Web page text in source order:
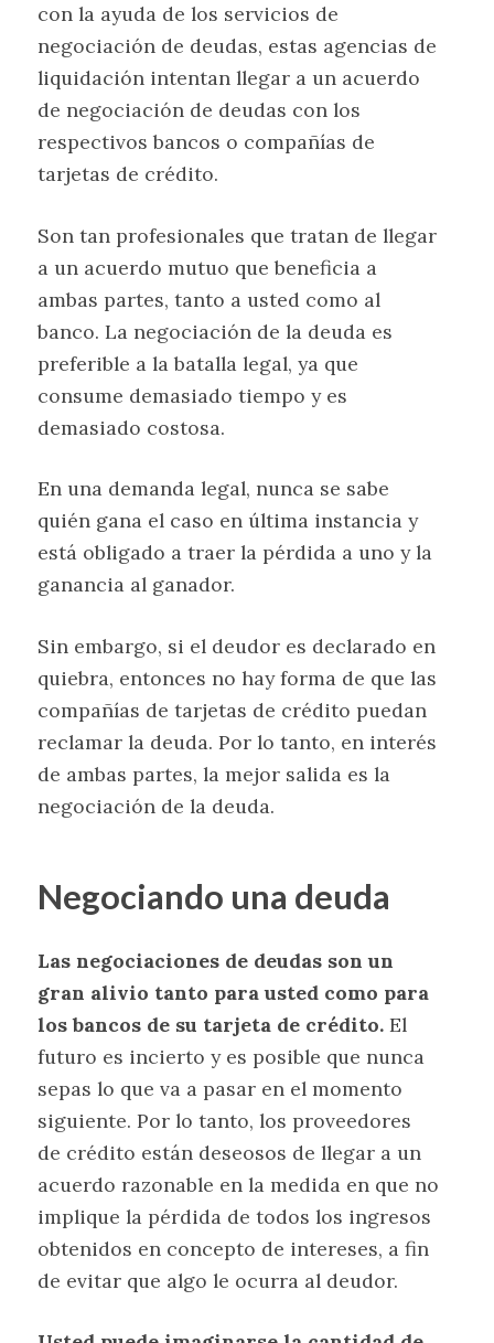
con la ayuda de los servicios de
negociación de deudas, estas agencias de
liquidación intentan llegar a un acuerdo
de negociación de deudas con los
respectivos bancos o compañías de
tarjetas de crédito.
Son tan profesionales que tratan de llegar
a un acuerdo mutuo que beneficia a
ambas partes, tanto a usted como al
banco. La negociación de la deuda es
preferible a la batalla legal, ya que
consume demasiado tiempo y es
demasiado costosa.
En una demanda legal, nunca se sabe
quién gana el caso en última instancia y
está obligado a traer la pérdida a uno y la
ganancia al ganador.
Sin embargo, si el deudor es declarado en
quiebra, entonces no hay forma de que las
compañías de tarjetas de crédito puedan
reclamar la deuda. Por lo tanto, en interés
de ambas partes, la mejor salida es la
negociación de la deuda.
Negociando una deuda
Las negociaciones de deudas son un
gran alivio tanto para usted como para
los bancos de su tarjeta de crédito. El
futuro es incierto y es posible que nunca
sepas lo que va a pasar en el momento
siguiente. Por lo tanto, los proveedores
de crédito están deseosos de llegar a un
acuerdo razonable en la medida en que no
implique la pérdida de todos los ingresos
obtenidos en concepto de intereses, a fin
de evitar que algo le ocurra al deudor.